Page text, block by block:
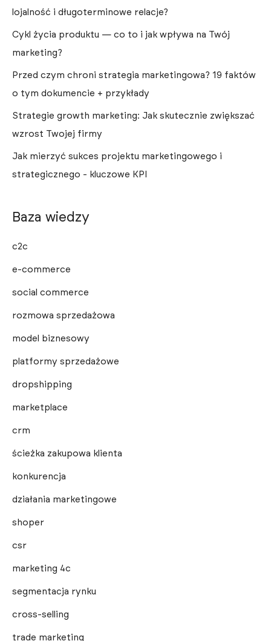
lojalność i długoterminowe relacje?
Cykl życia produktu — co to i jak wpływa na Twój
marketing?
Przed czym chroni strategia marketingowa? 19 faktów
o tym dokumencie + przykłady
Strategie growth marketing: Jak skutecznie zwiększać
wzrost Twojej firmy
Jak mierzyć sukces projektu marketingowego i
strategicznego - kluczowe KPI
Baza wiedzy
c2c
e-commerce
social commerce
rozmowa sprzedażowa
model biznesowy
platformy sprzedażowe
dropshipping
marketplace
crm
ścieżka zakupowa klienta
konkurencja
działania marketingowe
shoper
csr
marketing 4c
segmentacja rynku
cross-selling
trade marketing